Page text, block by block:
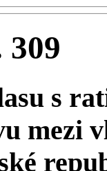
309
s
mezi